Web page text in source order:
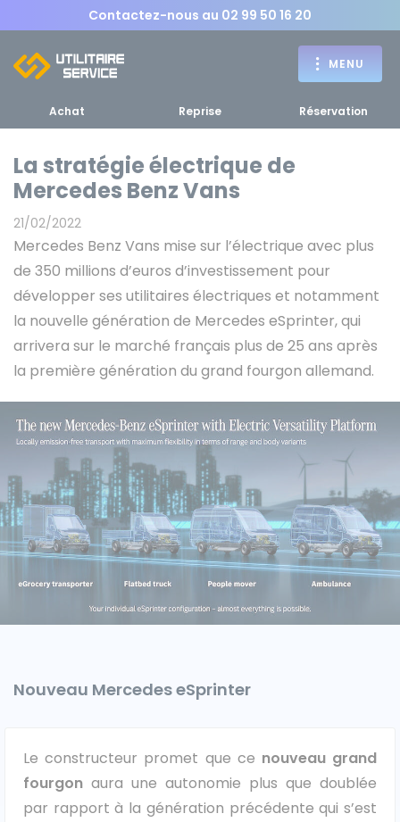
Contactez-nous au 02 99 50 16 20
MENU
RETOUR
MENU
d'un utilitaire
Fourgons Camionnettes
Bennes, plateaux
spécifiques
Caisses grands volumes Frigorifiques
Minibus
Voitures de société et Pick-
MARQUES
Citroën
Fiat
RETOUR MENU
Achat Reprise Réservation
La stratégie électrique de
Mercedes Benz Vans
21/02/2022
Mercedes Benz Vans mise sur l’électrique avec plus
de 350 millions d’euros d’investissement pour
développer ses utilitaires électriques et notamment
la nouvelle génération de Mercedes eSprinter, qui
arrivera sur le marché français plus de 25 ans après
la première génération du grand fourgon allemand.
Nouveau Mercedes eSprinter
Le constructeur promet que ce nouveau grand
fourgon aura une autonomie plus que doublée
par rapport à la génération précédente qui s’est